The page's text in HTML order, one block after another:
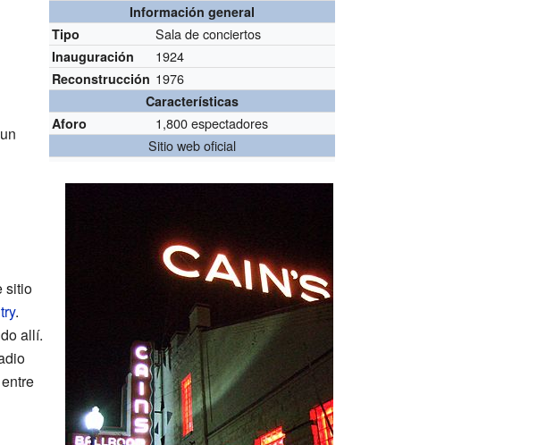
Información general
Tipo
Sala de conciertos
Inauguración 1924
Reconstrucción 1976
Características
Aforo
1,800 espectadores
Sitio web oficial
sitio
.
allí.